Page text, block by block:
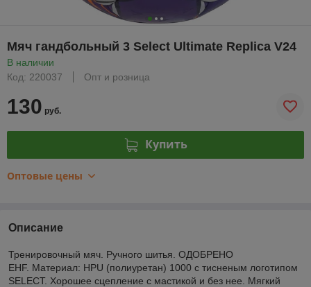
Мяч гандбольный 3 Select Ultimate Replica V24
В наличии
Код: 220037
Опт и розница
130 руб.
Купить
Оптовые цены
Описание
Тренировочный мяч. Ручного шитья. ОДОБРЕНО
EHF. Материал: HPU (полиуретан) 1000 с тисненым логотипом
SELECT. Хорошее сцепление с мастикой и без нее. Мягкий